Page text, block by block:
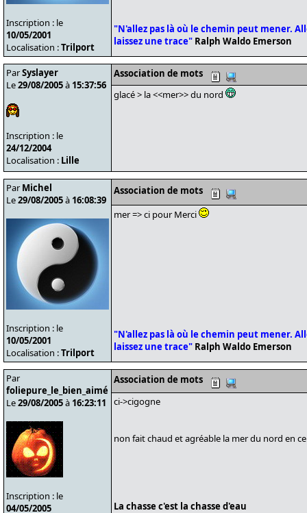
Inscription : le
10/05/2001
Localisation :Trilport
"N'allez pas là où le chemin peut mener.
laissez une trace" Ralph Waldo Emerson
ParSyslayer
Le29/08/2005à 15:37:56
Inscription : le
24/12/2004
Localisation : Lille
Association de mots
glacé > la <<mer>> du nord
Par Michel
Le29/08/2005à 16:08:39
Inscription : le
10/05/2001
Localisation :Trilport
Association de mots
mer => ci pour Merci
"N'allez pas là où le chemin peut mener.
laissez une trace" Ralph Waldo Emerson
Par
foliepure_le_bien_aimé
Le29/08/2005à 16:23:11
Inscription : le
04/05/2005
Association de mots
ci->cigogne
non fait chaud et agréable la mer du nord en
La chasse c'est la chasse d'eau